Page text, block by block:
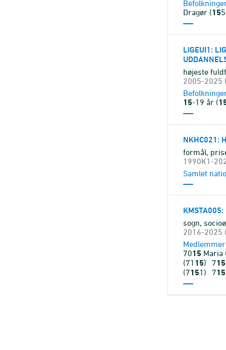
Dragør (15
LIGEUI1 :
højeste
2005-2025
15-19 år (
NKHC021 :
formål,
1990K1-
Samlet
KMSTA005:
sogn,
2016-2025
7015 Maria
(71 15) 715
(7151) 715